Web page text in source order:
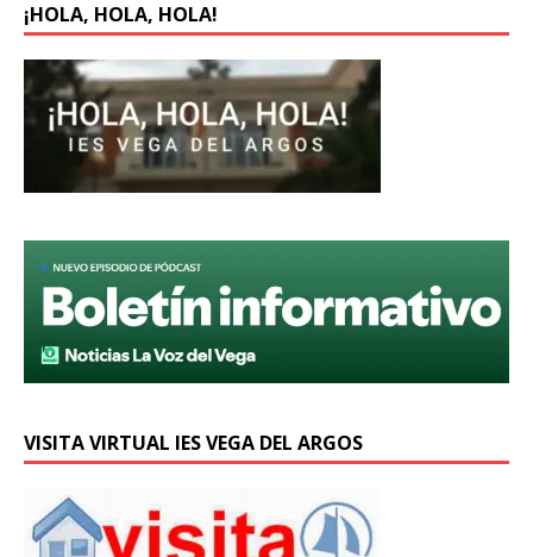
¡HOLA, HOLA, HOLA!
VISITA VIRTUAL IES VEGA DEL ARGOS